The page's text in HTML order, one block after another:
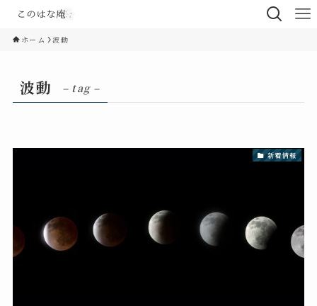
ホーム 波動
波動 – tag –
新着情報